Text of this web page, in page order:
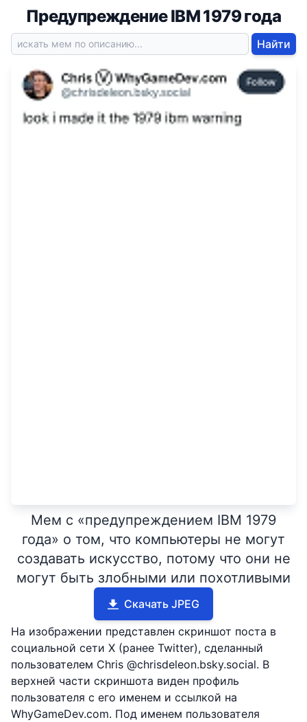
Предупреждение IBM 1979 года
Найти
Мем с «предупреждением IBM 1979
года» о том, что компьютеры не могут
создавать искусство, потому что они не
могут быть злобными или похотливыми
Скачать JPEG
На изображении представлен скриншот поста в
социальной сети X (ранее Twitter), сделанный
пользователем Chris @chrisdeleon.bsky.social. В
верхней части скриншота виден профиль
пользователя с его именем и ссылкой на
WhyGameDev.com. Под именем пользователя